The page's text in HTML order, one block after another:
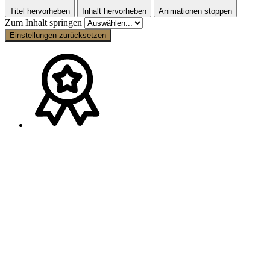
Titel hervorheben Inhalt hervorheben Animationen stoppen
Zum Inhalt springen
Einstellungen zurücksetzen